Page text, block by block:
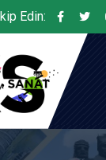
Edin: